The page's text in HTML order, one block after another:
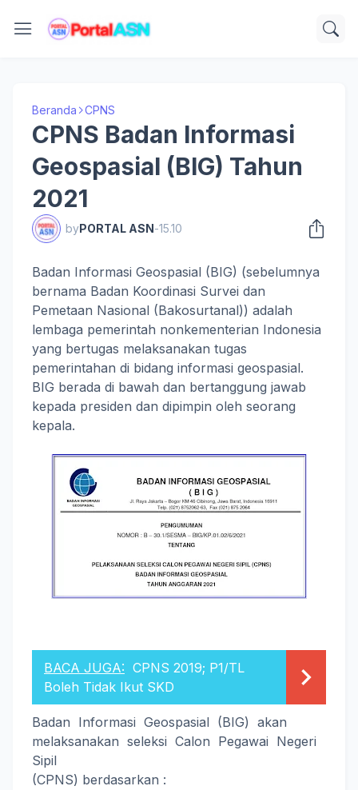
Beranda CPNS
CPNS Badan Informasi
Geospasial (BIG) Tahun
2021
byPORTAL ASN-15.10
Badan Informasi Geospasial (BIG) (sebelumnya
bernama Badan Koordinasi Survei dan
Pemetaan Nasional (Bakosurtanal)) adalah
lembaga pemerintah nonkementerian Indonesia
yang bertugas melaksanakan tugas
pemerintahan di bidang informasi geospasial.
BIG berada di bawah dan bertanggung jawab
kepada presiden dan dipimpin oleh seorang
kepala.
BACA JUGA: CPNS 2019; P1/TL
Boleh Tidak Ikut SKD
Badan Informasi Geospasial (BIG) akan
melaksanakan seleksi Calon Pegawai Negeri
Sipil
(CPNS) berdasarkan :